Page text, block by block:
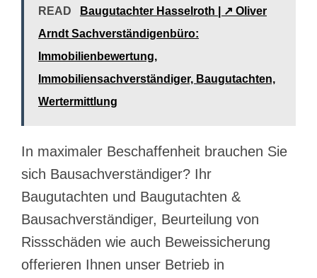
READ
Baugutachter Hasselroth | ↗️ Oliver
Arndt Sachverständigenbüro:
Immobilienbewertung,
Immobiliensachverständiger, Baugutachten,
Wertermittlung
In maximaler Beschaffenheit brauchen Sie
sich Bausachverständiger? Ihr
Baugutachten und Baugutachten &
Bausachverständiger, Beurteilung von
Rissschäden wie auch Beweissicherung
offerieren Ihnen unser Betrieb in